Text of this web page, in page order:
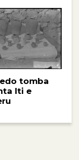
tomba
Iti e